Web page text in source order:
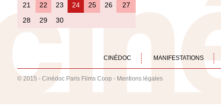
21
22 23 24 25 26
27
28
29 30
CINÉDOC MANIFESTATIONS
© 2015 - Cinédoc Paris Films Coop - Mentions légales